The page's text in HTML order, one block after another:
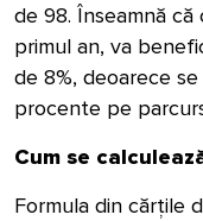
de 98. Înseamnă
primul an, va
de 8%, deoarece
procente pe
Cum se
Formula din cărțile